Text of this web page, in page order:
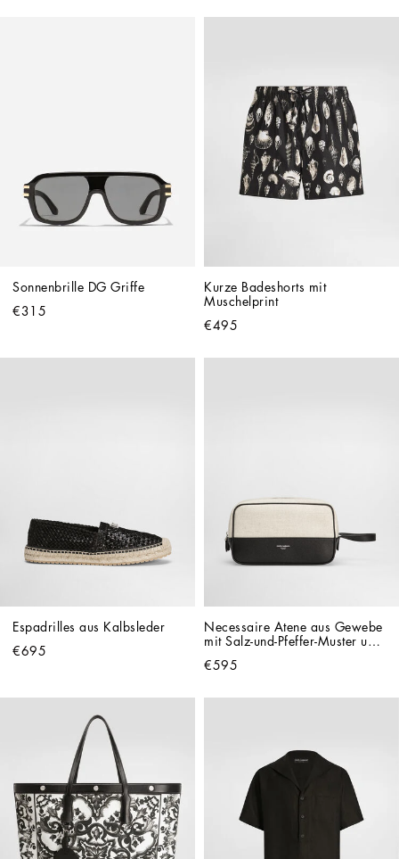
Sonnenbrille DG Griffe
€315
Kurze Badeshorts mit
Muschelprint
€495
Espadrilles aus Kalbsleder
€695
Necessaire Atene aus Gewebe
mit Salz-und-Pfeffer-Muster und
€595